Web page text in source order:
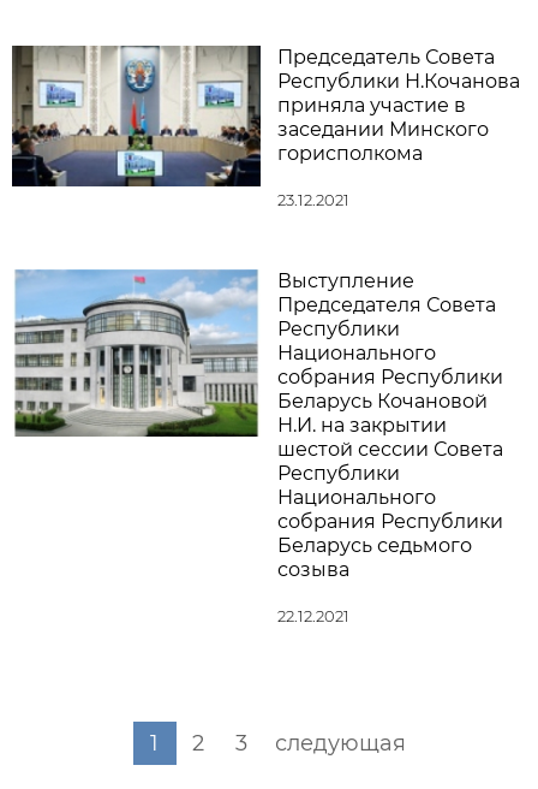
Председатель Совета
Республики Н.Кочанова
приняла участие в
заседании Минского
горисполкома
23.12.2021
Выступление
Председателя Совета
Республики
Национального
собрания Республики
Беларусь Кочановой
Н.И. на закрытии
шестой сессии Совета
Республики
Национального
собрания Республики
Беларусь седьмого
созыва
22.12.2021
1 2 3 следующая